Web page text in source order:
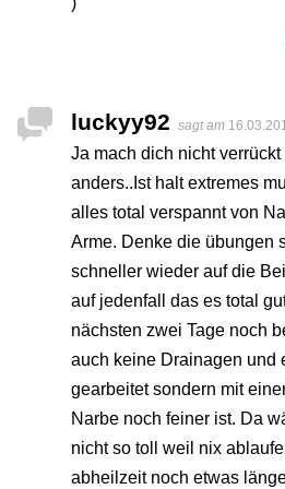
luckyy92 sagt am
Ja mach dich nicht
anders..Ist halt extremes
alles total verspannt von
Arme. Denke die übungen
schneller wieder auf die
auf jedenfall das es total
nächsten zwei Tage noch
auch keine Drainagen und
gearbeitet sondern mit
Narbe noch feiner ist. Da
nicht so toll weil nix
abheilzeit noch etwas